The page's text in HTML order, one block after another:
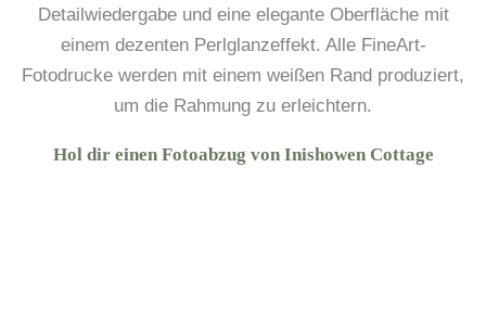
Detailwiedergabe und eine elegante Oberfläche mit
einem dezenten Perlglanzeffekt. Alle FineArt-
Fotodrucke werden mit einem weißen Rand produziert,
um die Rahmung zu erleichtern.
Hol dir einen Fotoabzug von Inishowen Cottage